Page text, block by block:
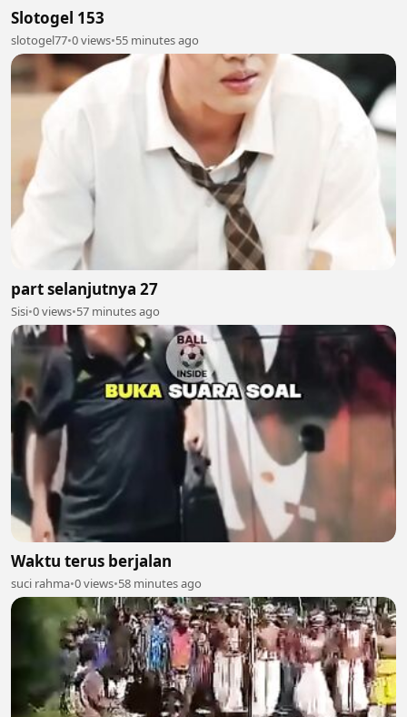
Slotogel 153
slotogel77•0 views•55 minutes ago
part selanjutnya 27
Sisi•0 views•57 minutes ago
Waktu terus berjalan
suci rahma•0 views•58 minutes ago